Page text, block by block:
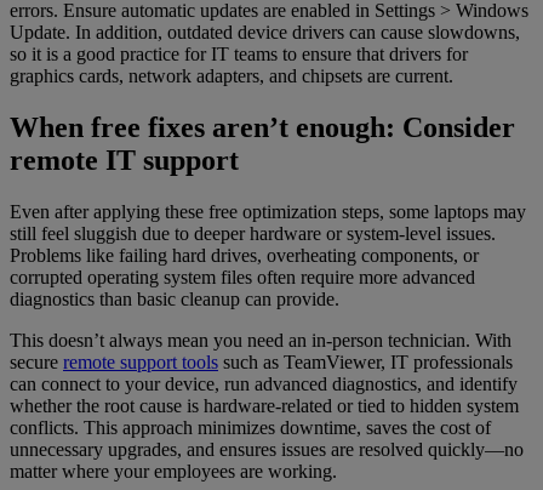
errors. Ensure automatic updates are enabled in Settings > Windows
Update. In addition, outdated device drivers can cause slowdowns,
so it is a good practice for IT teams to ensure that drivers for
graphics cards, network adapters, and chipsets are current.
When free fixes aren’t enough: Consider
remote IT support
Even after applying these free optimization steps, some laptops may
still feel sluggish due to deeper hardware or system-level issues.
Problems like failing hard drives, overheating components, or
corrupted operating system files often require more advanced
diagnostics than basic cleanup can provide.
This doesn’t always mean you need an in-person technician. With
secure remote support tools such as TeamViewer, IT professionals
can connect to your device, run advanced diagnostics, and identify
whether the root cause is hardware-related or tied to hidden system
conflicts. This approach minimizes downtime, saves the cost of
unnecessary upgrades, and ensures issues are resolved quickly—no
matter where your employees are working.